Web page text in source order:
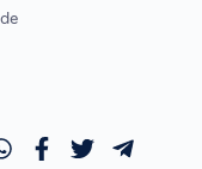
DE ORDEM
OAB